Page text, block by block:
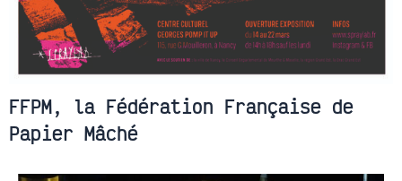
FFPM, la Fédération Française de
Papier Mâché